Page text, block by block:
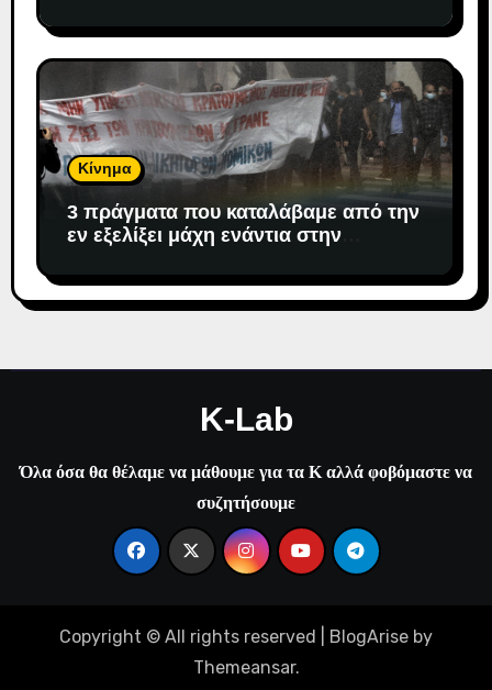
Κίνημα
3 πράγματα που καταλάβαμε από την
εν εξελίξει μάχη ενάντια στην
K-Lab
Όλα όσα θα θέλαμε να μάθουμε για τα Κ αλλά φοβόμαστε να
συζητήσουμε
Copyright © All rights reserved BlogArise by
Themeansar.